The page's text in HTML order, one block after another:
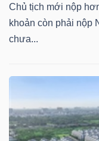
Chủ tịch mới nộp
khoản còn phải nộp
chưa...